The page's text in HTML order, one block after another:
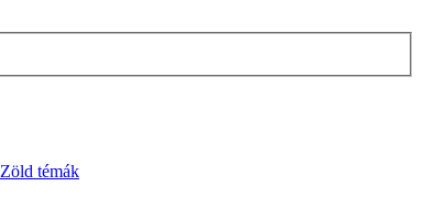
Zöld témák